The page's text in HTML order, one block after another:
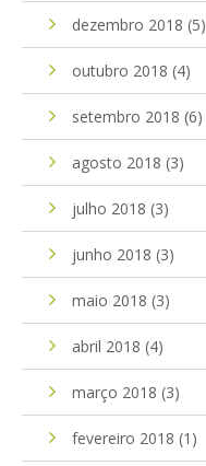
dezembro 2018 (5)
outubro 2018 (4)
setembro 2018 (6)
agosto 2018 (3)
julho 2018 (3)
junho 2018 (3)
maio 2018 (3)
abril 2018 (4)
março 2018 (3)
fevereiro 2018 (1)